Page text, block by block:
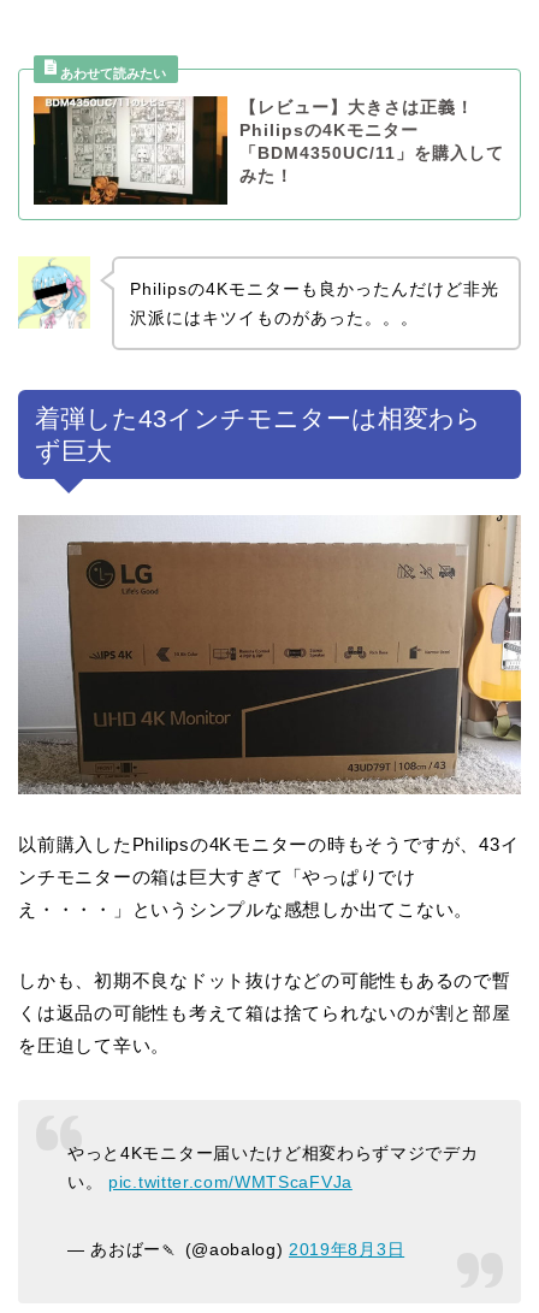
【レビュー】大きさは正義！
Philipsの4Kモニター
「BDM4350UC/11」を購入して
みた！
Philipsの4Kモニターも良かったんだけど非光
沢派にはキツイものがあった。。。
着弾した43インチモニターは相変わら
ず巨大
以前購入したPhilipsの4Kモニターの時もそうですが、43イ
ンチモニターの箱は巨大すぎて「やっぱりでけ
え・・・・」というシンプルな感想しか出てこない。
しかも、初期不良なドット抜けなどの可能性もあるので暫
くは返品の可能性も考えて箱は捨てられないのが割と部屋
を圧迫して辛い。
やっと4Kモニター届いたけど相変わらずマジでデカ
い。 pic.twitter.com/WMTScaFVJa
— あおばー🍡 (@aobalog) 2019年8月3日